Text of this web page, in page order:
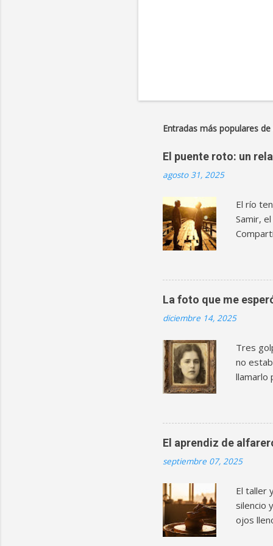
Entradas más populares
El puente roto: un
agosto 31, 2025
El río
Samir,
filtro,
de
La foto que me
diciembre 14, 2025
Tres
no
llamarlo
que
que uno
cartón
guía
El aprendiz de
septiembre 07, 2025
El taller
silencio
ojos